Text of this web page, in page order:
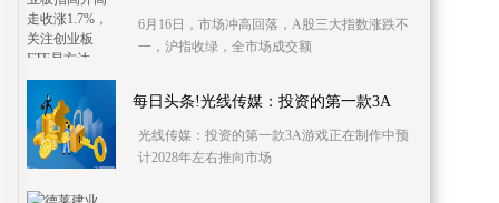
6月16日，市场冲高回落，A股三大指数涨跌不
一，沪指收绿，全市场成交额
每日头条!光线传媒：投资的第一款3A
光线传媒：投资的第一款3A游戏正在制作中预
计2028年左右推向市场